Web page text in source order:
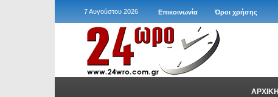
7 Αυγούστου 2026 Επικοινωνία Όροι χρήσης
ΑΡΧΙΚΗ